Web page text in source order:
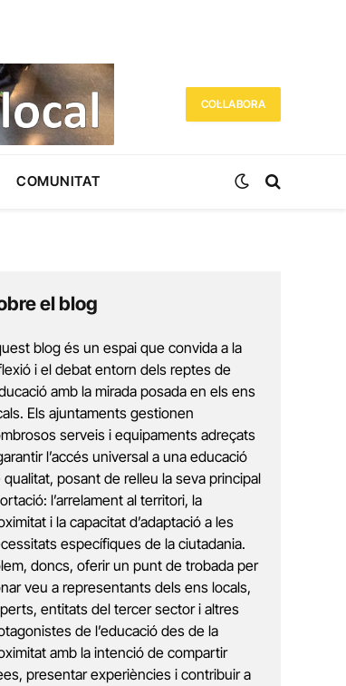
COL·LABORA
COMUNITAT
el blog
blog és un espai que convida a la
i el debat entorn dels reptes de
amb la mirada posada en els ens
Els ajuntaments gestionen
serveis i equipaments adreçats
l’accés universal a una educació
qualitat, posant de relleu la seva principal
l’arrelament al territori, la
i la capacitat d’adaptació a les
específiques de la ciutadania.
doncs, oferir un punt de trobada per
veu a representants dels ens locals,
entitats del tercer sector i altres
de l’educació des de la
amb la intenció de compartir
presentar experiències i contribuir a